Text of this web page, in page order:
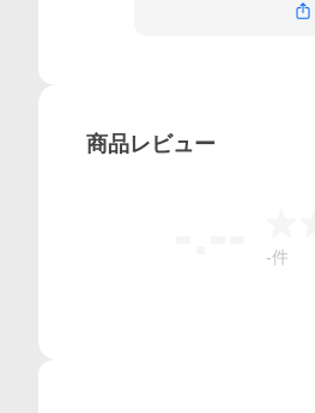
商品レビュー
-件